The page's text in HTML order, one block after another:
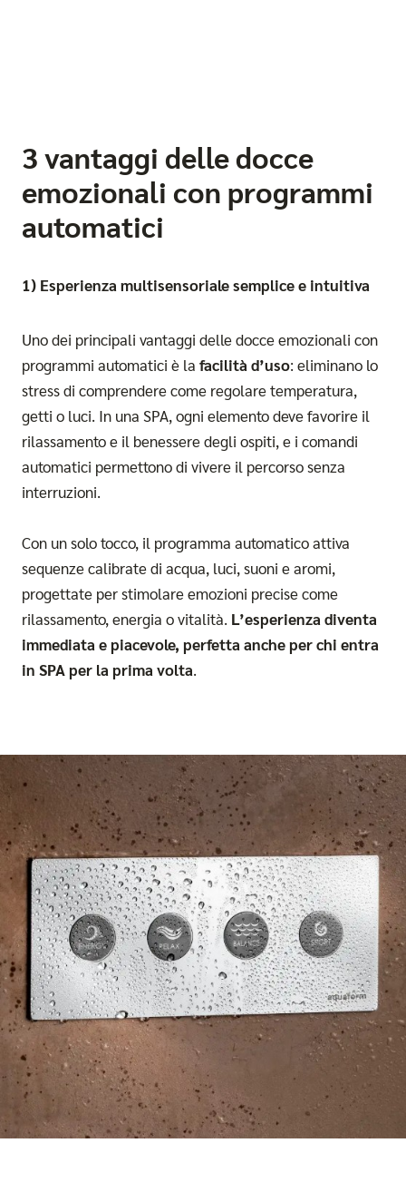
3 vantaggi delle docce
emozionali con programmi
automatici
1) Esperienza multisensoriale semplice e intuitiva
Uno dei principali vantaggi delledocce emozionali con
programmi automatici è la facilità d’uso: eliminano lo
stress di comprendere come regolare temperatura,
getti o luci. In una SPA, ogni elemento deve favorire il
rilassamento e il benessere degli ospiti, e i comandi
automatici permettono di vivere il percorso senza
interruzioni.
Con un solo tocco, il programma automatico attiva
sequenze calibrate di acqua, luci, suoni e aromi,
progettate per stimolare emozioni precise come
rilassamento, energia o vitalità. L’esperienza diventa
immediata e piacevole, perfetta anche per chi entra
in SPA per la prima volta.